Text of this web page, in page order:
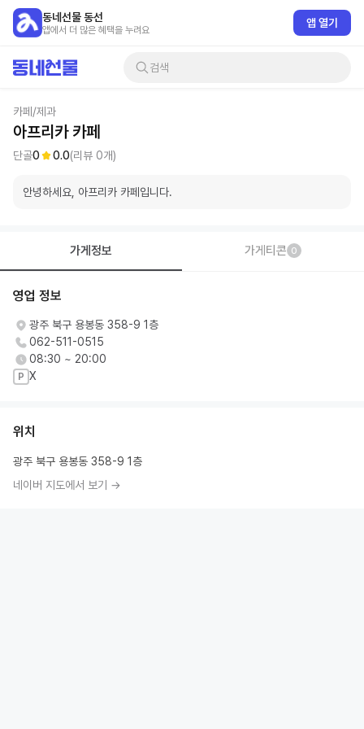
동네선물 동선
앱에서 더 많은 혜택을 누려요
앱 열기
검색
카페/제과
아프리카 카페
단골0 0.0(리뷰 0개)
안녕하세요, 아프리카 카페입니다.
가게정보 가게티콘 0
영업 정보
광주 북구 용봉동 358-9 1층
062-511-0515
08:30 ~ 20:00
P X
위치
광주 북구 용봉동 358-9 1층
네이버 지도에서 보기 →